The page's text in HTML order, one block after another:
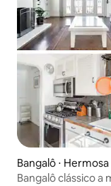
Bangalô ⋅
Bangalô clássico a